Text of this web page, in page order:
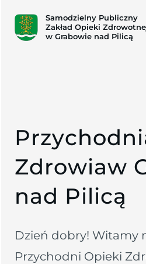
Samodzielny Publiczny
Zakład Opieki
w Grabowie nad Pilicą
Przychodni
Zdrowiaw
nad Pilicą
Dzień dobry! Witamy
Przychodni Opieki